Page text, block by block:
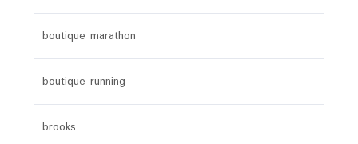
boutique marathon
boutique running
brooks